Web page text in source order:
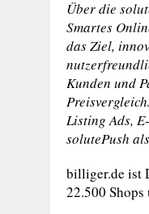
Über die
Smartes
das Ziel,
Kunden und
Listing Ads,
solutePush
billiger.de ist
22.500